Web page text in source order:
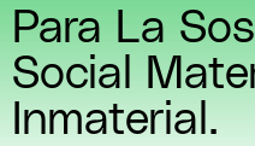
Para La
Social
Inmaterial.